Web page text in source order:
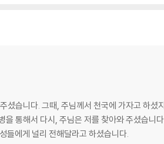
셨습니다. 그때, 주님께서 천국에 가자고 하셨
통해서 다시, 주님은 저를 찾아와 주셨습니
들에게 널리 전해달라고 하셨습니다.